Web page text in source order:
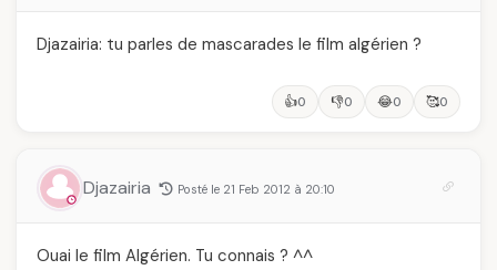
Djazairia: tu parles de mascarades le film algérien ?
👍0 👎0 😂0 🥰0
Djazairia Posté le 21 Feb 2012 à 20:10
Ouai le film Algérien. Tu connais ? ^^